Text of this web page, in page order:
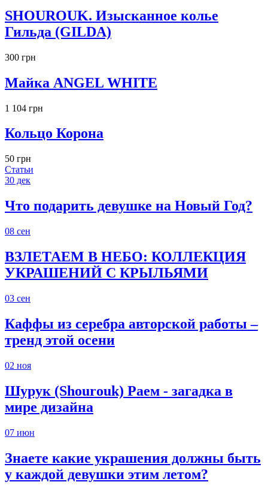
SHOUROUK. Изысканное колье
Гильда (GILDA)
300 грн
Майка ANGEL WHITE
1 104 грн
Кольцо Корона
50 грн
Статьи
30 дек
Что подарить девушке на Новый Год?
08 сен
ВЗЛЕТАЕМ В НЕБО: КОЛЛЕКЦИЯ
УКРАШЕНИЙ С КРЫЛЬЯМИ
03 сен
Каффы из серебра авторской работы –
тренд этой осени
02 ноя
Шурук (Shourouk) Раем - загадка в
мире дизайна
07 июн
Знаете какие украшения должны быть
у каждой девушки этим летом?